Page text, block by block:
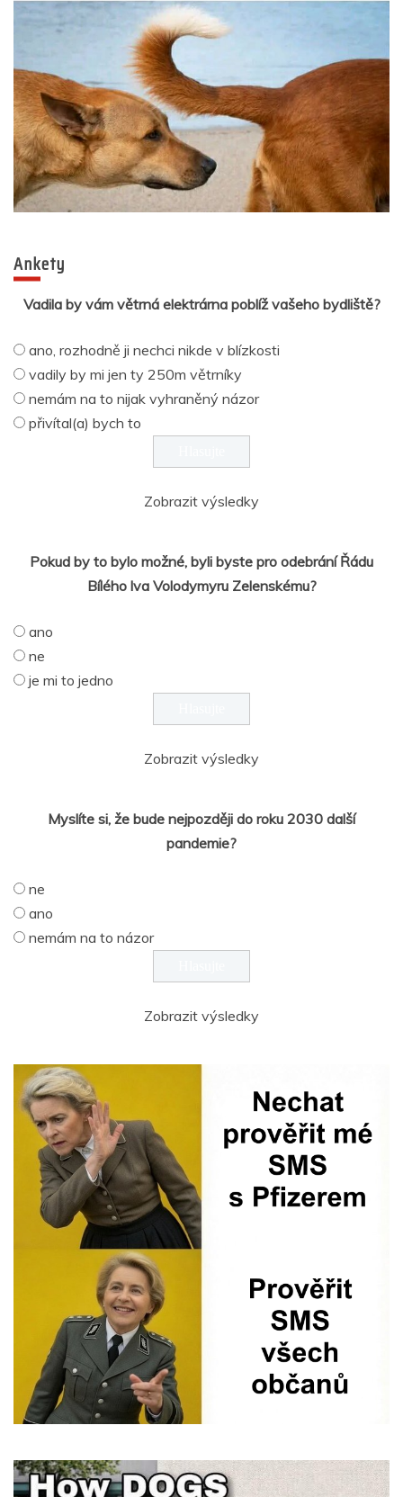
Ankety
Vadila by vám větrná elektrárna poblíž vašeho bydliště?
ano, rozhodně ji nechci nikde v blízkosti
vadily by mi jen ty 250m větrníky
nemám na to nijak vyhraněný názor
přivítal(a) bych to
Zobrazit výsledky
Pokud by to bylo možné, byli byste pro odebrání Řádu
Bílého lva Volodymyru Zelenskému?
ano
ne
je mi to jedno
Zobrazit výsledky
Myslíte si, že bude nejpozději do roku 2030 další
pandemie?
ne
ano
nemám na to názor
Zobrazit výsledky